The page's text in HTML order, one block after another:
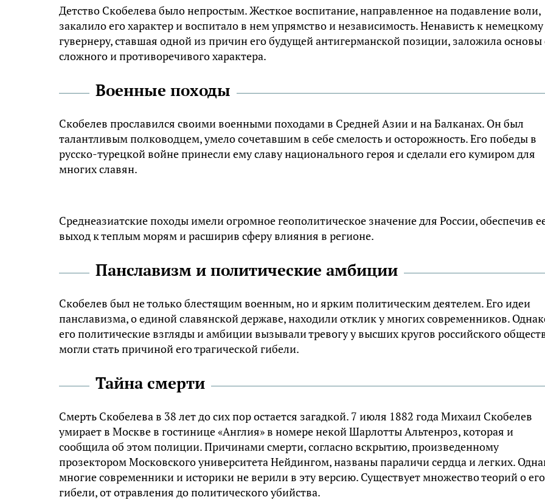
Детство Скобелева было непростым. Жесткое воспитание, направленное на подавление воли,
закалило его характер и воспитало в нем упрямство и независимость. Ненависть к немецкому
гувернеру, ставшая одной из причин его будущей антигерманской позиции, заложила основы
сложного и противоречивого характера.
Военные походы
Скобелев прославился своими военными походами в Средней Азии и на Балканах. Он был
талантливым полководцем, умело сочетавшим в себе смелость и осторожность. Его победы в
русско-турецкой войне принесли ему славу национального героя и сделали его кумиром для
многих славян.
Среднеазиатские походы имели огромное геополитическое значение для России, обеспечив
выход к теплым морям и расширив сферу влияния в регионе.
Панславизм и политические амбиции
Скобелев был не только блестящим военным, но и ярким политическим деятелем. Его идеи
панславизма, о единой славянской державе, находили отклик у многих современников.
его политические взгляды и амбиции вызывали тревогу у высших кругов российского
могли стать причиной его трагической гибели.
Тайна смерти
Смерть Скобелева в 38 лет до сих пор остается загадкой. 7 июля 1882 года Михаил Скобелев
умирает в Москве в гостинице «Англия» в номере некой Шарлотты Альтенроз, которая и
сообщила об этом полиции. Причинами смерти, согласно вскрытию, произведенному
прозектором Московского университета Нейдингом, названы параличи сердца и легких.
многие современники и историки не верили в эту версию. Существует множество теорий о его
гибели, от отравления до политического убийства.